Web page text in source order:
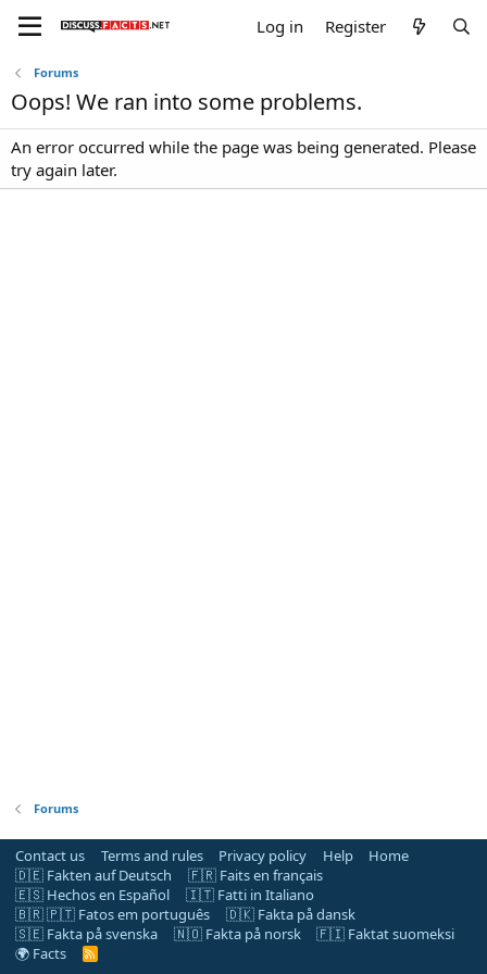
Log in Register
Forums
Oops! We ran into some problems.
An error occurred while the page was being generated. Please
try again later.
Forums
Contact us Terms and rules Privacy policy Help
Home
🇩🇪 Fakten auf Deutsch
🇫🇷 Faits en français
🇪🇸 Hechos en Español
🇮🇹 Fatti in Italiano
🇧🇷 🇵🇹 Fatos em português
🇩🇰 Fakta på dansk
🇸🇪 Fakta på svenska
🇳🇴 Fakta på norsk
🇫🇮 Faktat suomeksi
🌍 Facts
R